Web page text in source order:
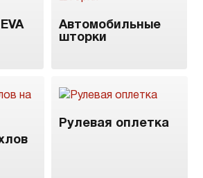
Автомобильные
шторки
Рулевая оплетка